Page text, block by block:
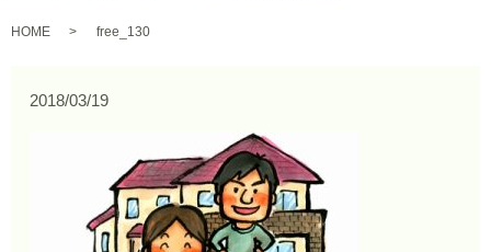
HOME free_130
2018/03/19